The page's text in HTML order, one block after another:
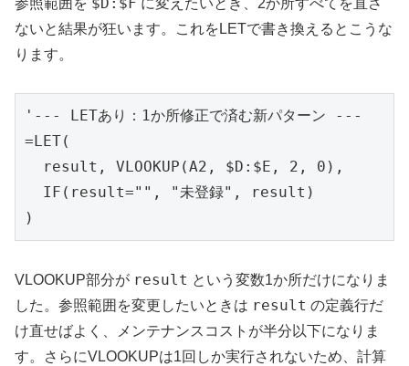
ないと結果が狂います。これをLETで書き換えるとこうな
ります。
'--- LETあり：1か所修正で済む新パターン ---
=LET(
  result, VLOOKUP(A2, $D:$E, 2, 0),
  IF(result="", "未登録", result)
)
VLOOKUP部分が result という変数1か所だけになりま
した。参照範囲を変更したいときは result の定義行だ
け直せばよく、メンテナンスコストが半分以下になりま
す。さらにVLOOKUPは1回しか実行されないため、計算